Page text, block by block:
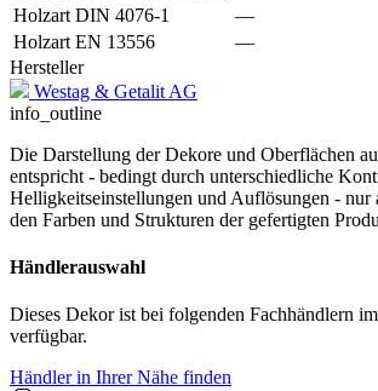
Holzart DIN 4076-1
—
Holzart EN 13556
—
Hersteller
Westag & Getalit AG
info_outline
Die Darstellung der Dekore und Oberflächen
entspricht - bedingt durch unterschiedliche
Helligkeitseinstellungen und Auflösungen - nur
den Farben und Strukturen der gefertigten
Händlerauswahl
Dieses Dekor ist bei folgenden Fachhändlern
verfügbar.
Händler in Ihrer Nähe finden